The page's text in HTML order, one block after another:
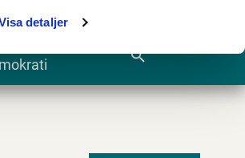
detaljer
search